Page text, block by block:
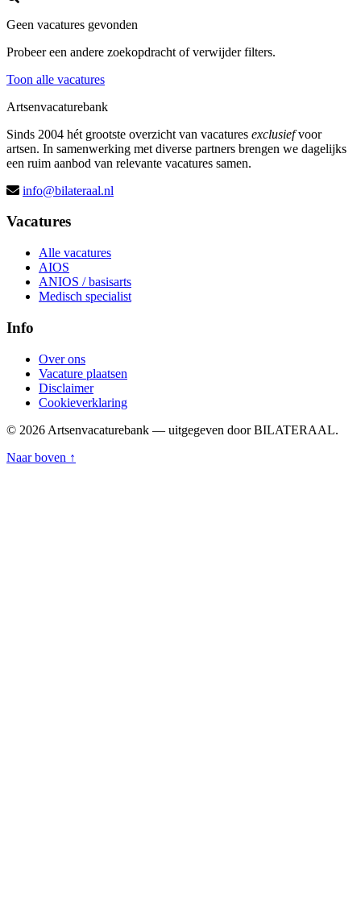
Geen vacatures gevonden
Probeer een andere zoekopdracht of verwijder filters.
Toon alle vacatures
Artsenvacaturebank
Sinds 2004 hét grootste overzicht van vacatures exclusiefvoor
artsen. In samenwerking met diverse partners brengen we dagelijks
een ruim aanbod van relevante vacatures samen.
info@bilateraal.nl
Vacatures
Alle vacatures
AIOS
ANIOS / basisarts
Medisch specialist
Info
Over ons
Vacature plaatsen
Disclaimer
Cookieverklaring
© 2026 Artsenvacaturebank — uitgegeven door BILATERAAL.
Naar boven ↑